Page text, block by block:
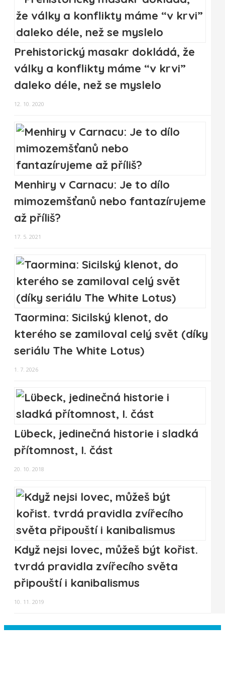
Prehistorický masakr dokládá, že
války a konflikty máme “v krvi”
daleko déle, než se myslelo
12. 10. 2020
Menhiry v Carnacu: Je to dílo
mimozemšťanů nebo fantazírujeme
až příliš?
17. 5. 2021
Taormina: Sicilský klenot, do
kterého se zamiloval celý svět (díky
seriálu The White Lotus)
1. 7. 2026
Lübeck, jedinečná historie i sladká
přítomnost, I. část
20. 10. 2018
Když nejsi lovec, můžeš být kořist.
tvrdá pravidla zvířecího světa
připouští i kanibalismus
10. 11. 2019